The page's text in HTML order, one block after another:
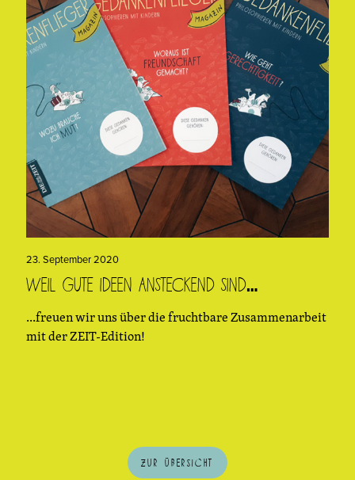
23. September 2020
Weil gute Ideen ansteckend sind…
...freuen wir uns über die fruchtbare Zusammenarbeit
mit der ZEIT-Edition!
Zur Übersicht